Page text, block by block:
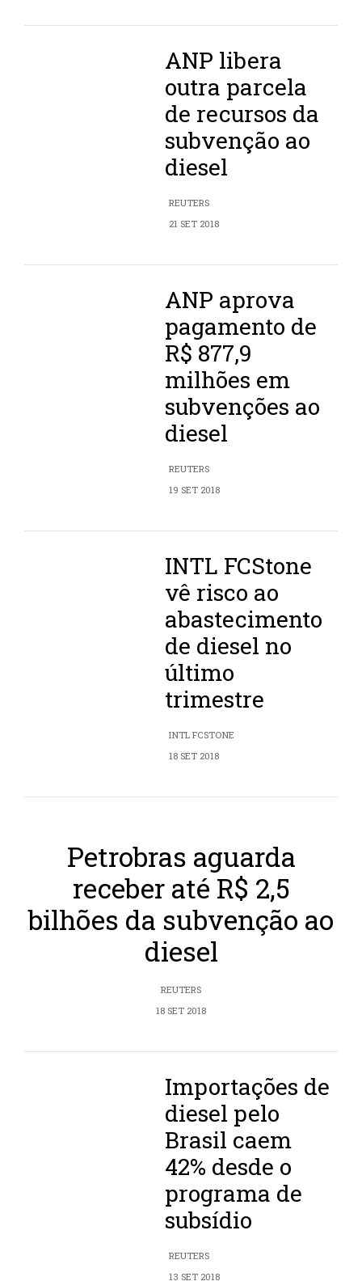
ANP libera
outra parcela
de recursos da
subvenção ao
diesel
REUTERS
21 SET 2018
ANP aprova
pagamento de
R$ 877,9
milhões em
subvenções ao
diesel
REUTERS
19 SET 2018
INTL FCStone
vê risco ao
abastecimento
de diesel no
último
trimestre
INTL FCSTONE
18 SET 2018
Petrobras aguarda
receber até R$ 2,5
bilhões da subvenção ao
diesel
REUTERS
18 SET 2018
Importações de
diesel pelo
Brasil caem
42% desde o
programa de
subsídio
REUTERS
13 SET 2018